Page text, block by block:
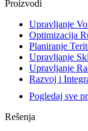
Proizvodi
Upravljanje
Optimizacija
Planiranje
Upravljanje
Upravljanje
Razvoj i
Pogledaj sve
Rešenja